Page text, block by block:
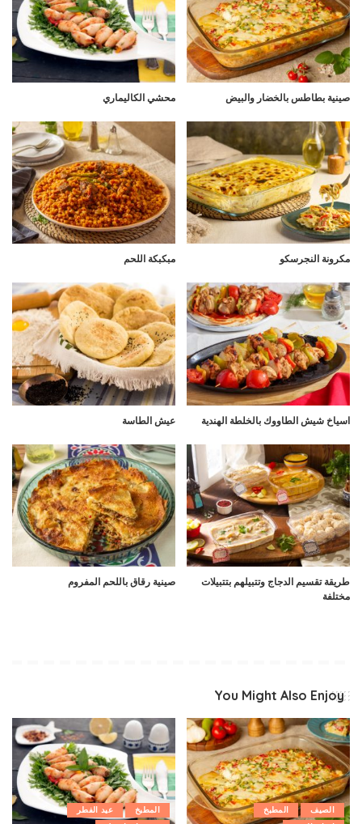
صينية بطاطس بالخضار والبيض محشي الكاليماري
مكرونة النجرسكو مبكبكة اللحم
اسياخ شيش الطاووك بالخلطة الهندية عيش الطاسة
طريقة تقسيم الدجاج وتتبيلهم بتتبيلات
مختلفة
صينية رقاق باللحم المفروم
You Might Also Enjoy
الصيف
المطبخ
المطبخ
عيد الفطر